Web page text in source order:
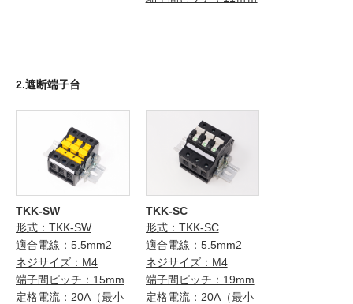
2.遮断端子台
TKK-SW
形式：TKK-SW
適合電線：5.5mm2
ネジサイズ：M4
端子間ピッチ：15mm
定格電流：20A（最小
TKK-SC
形式：TKK-SC
適合電線：5.5mm2
ネジサイズ：M4
端子間ピッチ：19mm
定格電流：20A（最小